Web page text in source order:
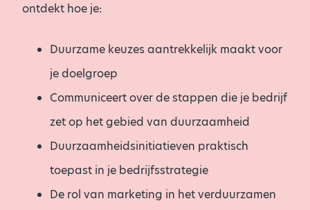
ontdekt hoe je:
Duurzame keuzes aantrekkelijk maakt voor
je doelgroep
Communiceert over de stappen die je bedrijf
zet op het gebied van duurzaamheid
Duurzaamheidsinitiatieven praktisch
toepast in je bedrijfsstrategie
De rol van marketing in het verduurzamen